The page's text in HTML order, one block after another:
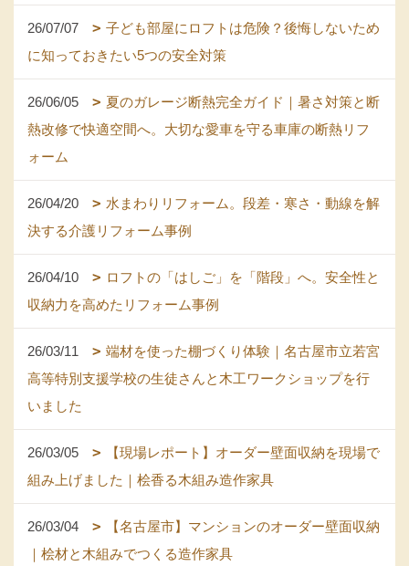
26/07/07
子ども部屋にロフトは危険？後悔しないため
に知っておきたい5つの安全対策
26/06/05
夏のガレージ断熱完全ガイド｜暑さ対策と断
熱改修で快適空間へ。大切な愛車を守る車庫の断熱リフ
ォーム
26/04/20
水まわりリフォーム。段差・寒さ・動線を解
決する介護リフォーム事例
26/04/10
ロフトの「はしご」を「階段」へ。安全性と
収納力を高めたリフォーム事例
26/03/11
端材を使った棚づくり体験｜名古屋市立若宮
高等特別支援学校の生徒さんと木工ワークショップを行
いました
26/03/05
【現場レポート】オーダー壁面収納を現場で
組み上げました｜桧香る木組み造作家具
26/03/04
【名古屋市】マンションのオーダー壁面収納
｜桧材と木組みでつくる造作家具